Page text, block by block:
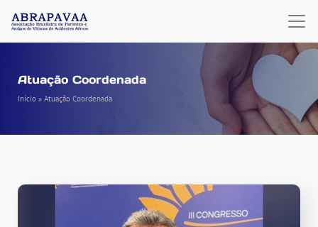
Atuação Coordenada
Início » Atuação Coordenada